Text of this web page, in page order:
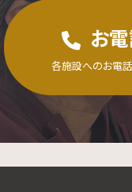
お
各施設へのお電